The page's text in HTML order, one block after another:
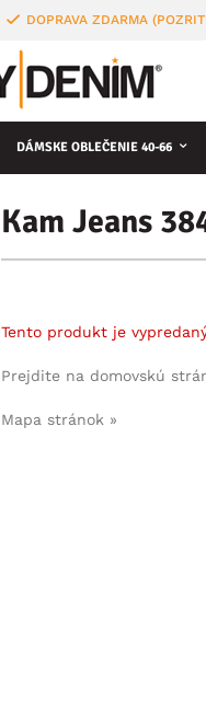
DOPRAVA ZDARMA
DÁMSKE OBLEČENIE 40-66
Kam Jeans
Tento produkt je
Prejdite na domovskú
Mapa stránok »